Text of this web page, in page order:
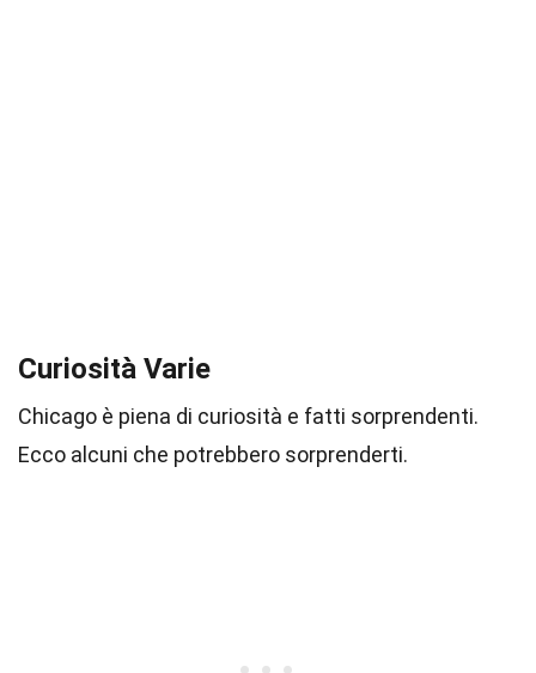
Curiosità Varie
Chicago è piena di curiosità e fatti sorprendenti.
Ecco alcuni che potrebbero sorprenderti.